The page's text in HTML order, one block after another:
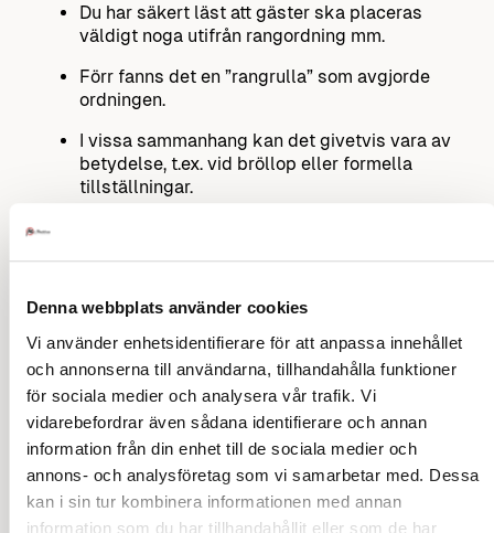
Denna webbplats använder cookies
Vi använder enhetsidentifierare för att anpassa innehållet
och annonserna till användarna, tillhandahålla funktioner
för sociala medier och analysera vår trafik. Vi
vidarebefordrar även sådana identifierare och annan
information från din enhet till de sociala medier och
annons- och analysföretag som vi samarbetar med. Dessa
kan i sin tur kombinera informationen med annan
information som du har tillhandahållit eller som de har
Du har säkert läst att gäster ska placeras
väldigt noga utifrån rangordning mm.
Förr fanns det en ”rangrulla” som avgjorde
ordningen.
I vissa sammanhang kan det givetvis vara av
betydelse, t.ex. vid bröllop eller formella
tillställningar.
Ställ en fråga om vett och etikett
Bordsplacering med hedersgäster
Hedersgäster ska man fortfarande vara noga